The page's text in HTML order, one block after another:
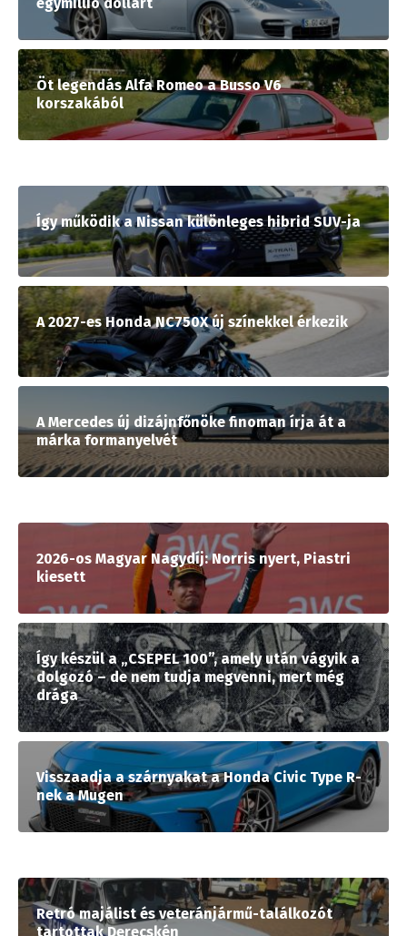
egymillió dollárt
Öt legendás Alfa Romeo a Busso V6
korszakából
Így működik a Nissan különleges hibrid SUV-ja
A 2027-es Honda NC750X új színekkel érkezik
A Mercedes új dizájnfőnöke finoman írja át a
márka formanyelvét
2026-os Magyar Nagydíj: Norris nyert, Piastri
kiesett
Így készül a „CSEPEL 100”, amely után vágyik a
dolgozó – de nem tudja megvenni, mert még
drága
Visszaadja a szárnyakat a Honda Civic Type R-
nek a Mugen
Retró majálist és veteránjármű-találkozót
tartottak Derecskén